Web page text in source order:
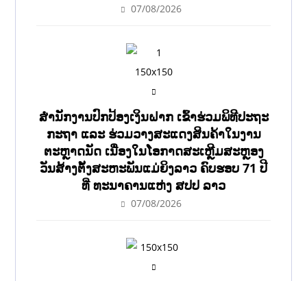
07/08/2026
ສຳນັກງານປົກປ້ອງເງິນຝາກ ເຂົ້າຮ່ວມພິທີປະຖະ
ກະຖາ ແລະ ຮ່ວມວາງສະແດງສິນຄ້າໃນງານ
ຕະຫຼາດນັດ ເນື່ອງໃນໂອກາດສະເຫຼີມສະຫຼອງ
ວັນສ້າງຕັ້ງສະຫະພັນແມ່ຍິງລາວ ຄົບຮອບ 71 ປີ
ທີ່ ທະນາຄານແຫ່ງ ສປປ ລາວ
07/08/2026